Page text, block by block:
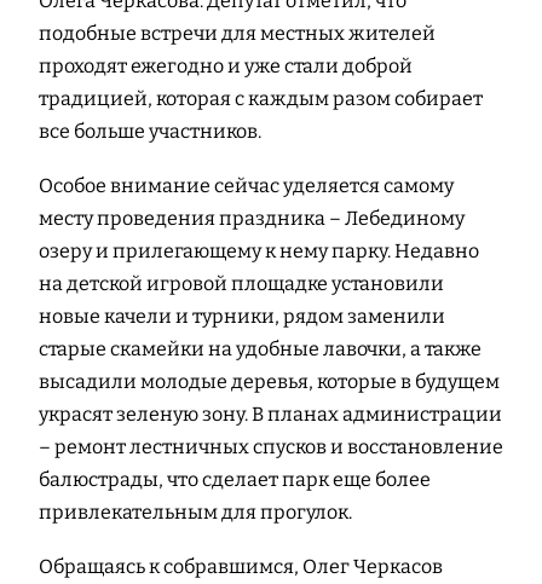
подобные встречи для местных жителей
проходят ежегодно и уже стали доброй
традицией, которая с каждым разом собирает
все больше участников.
Особое внимание сейчас уделяется самому
месту проведения праздника – Лебединому
озеру и прилегающему к нему парку. Недавно
на детской игровой площадке установили
новые качели и турники, рядом заменили
старые скамейки на удобные лавочки, а также
высадили молодые деревья, которые в будущем
украсят зеленую зону. В планах администрации
– ремонт лестничных спусков и восстановление
балюстрады, что сделает парк еще более
привлекательным для прогулок.
Обращаясь к собравшимся, Олег Черкасов